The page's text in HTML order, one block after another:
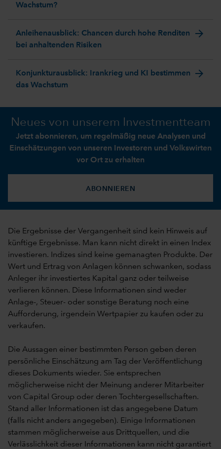
Wachstum?
Anleihenausblick: Chancen durch hohe Renditen
bei anhaltenden Risiken
arrow_forward
Konjunkturausblick: Irankrieg und KI bestimmen
das Wachstum
arrow_forward
Neues von unserem Investmentteam
Jetzt abonnieren, um regelmäßig neue Analysen und
Einschätzungen von unseren Investoren und Volkswirten
vor Ort zu erhalten
ABONNIEREN
Die Ergebnisse der Vergangenheit sind kein Hinweis auf
künftige Ergebnisse. Man kann nicht direkt in einen Index
investieren. Indizes sind keine gemanagten Produkte. Der
Wert und Ertrag von Anlagen können schwanken, sodass
Anleger ihr investiertes Kapital ganz oder teilweise
verlieren können. Diese Informationen sind weder
Anlage-, Steuer- oder sonstige Beratung noch eine
Aufforderung, irgendein Wertpapier zu kaufen oder zu
verkaufen.
Die Aussagen einer bestimmten Person geben deren
persönliche Einschätzung am Tag der Veröffentlichung
dieses Dokuments wieder. Sie entsprechen
möglicherweise nicht der Meinung anderer Mitarbeiter
von Capital Group oder deren Tochtergesellschaften.
Stand aller Informationen ist das angegebene Datum
(falls nicht anders angegeben). Einige Informationen
stammen möglicherweise aus Drittquellen, und die
Verlässlichkeit dieser Informationen kann nicht garantiert